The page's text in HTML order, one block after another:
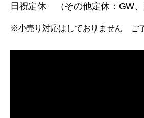
日祝定休 （その他定休：GW、
※小売り対応はしておりません ご